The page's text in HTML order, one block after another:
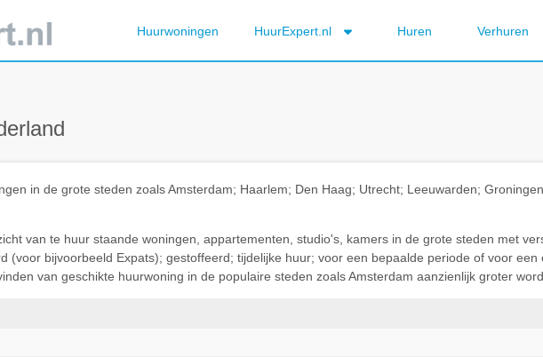
Huurwoningen HuurExpert.nl Huren Verhuren
in de grote steden zoals Amsterdam; Haarlem; Den Haag; Utrecht; Leeuwarden;
van te huur staande woningen, appartementen, studio's, kamers in de grote steden met
(voor bijvoorbeeld Expats); gestoffeerd; tijdelijke huur; voor een bepaalde periode of voor een
van geschikte huurwoning in de populaire steden zoals Amsterdam aanzienlijk groter